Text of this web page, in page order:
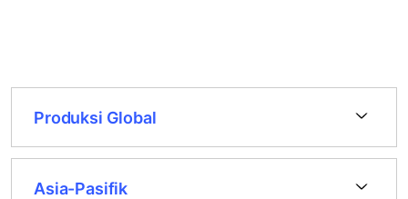
Produksi Global
Asia-Pasifik